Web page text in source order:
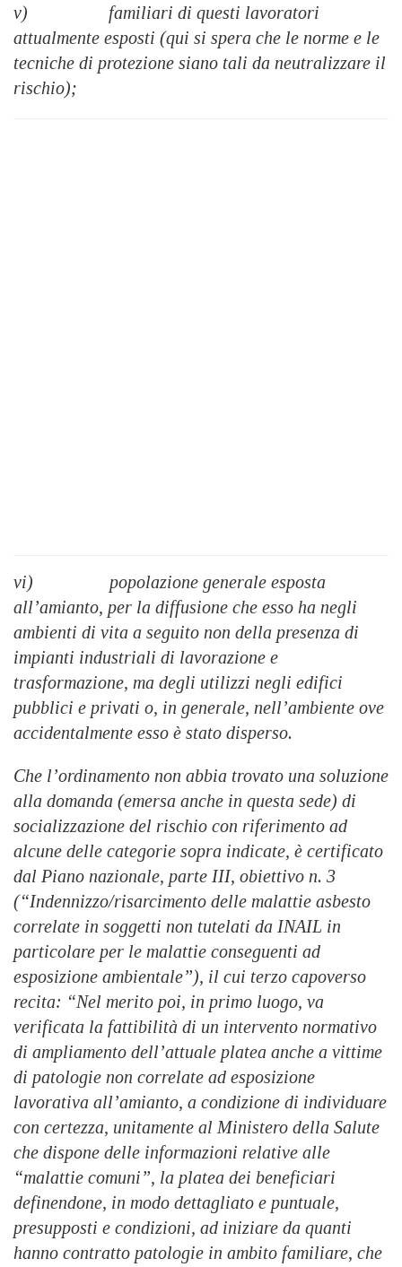
v) familiari di questi lavoratori
attualmente esposti (qui si spera che le norme e le
tecniche di protezione siano tali da neutralizzare il
rischio);
vi) popolazione generale esposta
all’amianto, per la diffusione che esso ha negli
ambienti di vita a seguito non della presenza di
impianti industriali di lavorazione e
trasformazione, ma degli utilizzi negli edifici
pubblici e privati o, in generale, nell’ambiente ove
accidentalmente esso è stato disperso.
Che l’ordinamento non abbia trovato una soluzione
alla domanda (emersa anche in questa sede) di
socializzazione del rischio con riferimento ad
alcune delle categorie sopra indicate, è certificato
dal Piano nazionale, parte III, obiettivo n. 3
(“Indennizzo/risarcimento delle malattie asbesto
correlate in soggetti non tutelati da INAIL in
particolare per le malattie conseguenti ad
esposizione ambientale”), il cui terzo capoverso
recita: “Nel merito poi, in primo luogo, va
verificata la fattibilità di un intervento normativo
di ampliamento dell’attuale platea anche a vittime
di patologie non correlate ad esposizione
lavorativa all’amianto, a condizione di individuare
con certezza, unitamente al Ministero della Salute
che dispone delle informazioni relative alle
“malattie comuni”, la platea dei beneficiari
definendone, in modo dettagliato e puntuale,
presupposti e condizioni, ad iniziare da quanti
hanno contratto patologie in ambito familiare, che